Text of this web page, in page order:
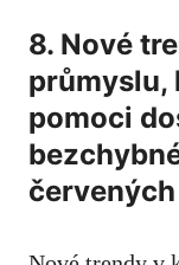
8. Nové
‌průmyslu,
pomoci